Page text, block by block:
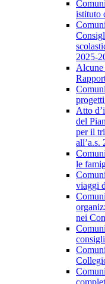
istituto
2025-
Alcune
Atto
del
per il
all’a.s.
le
viaggi
nei